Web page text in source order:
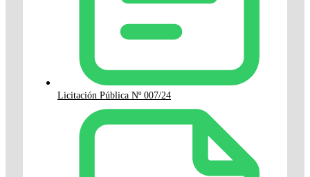
Licitación Pública Nº 007/24